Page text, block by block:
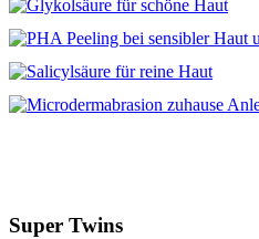
Super Twins